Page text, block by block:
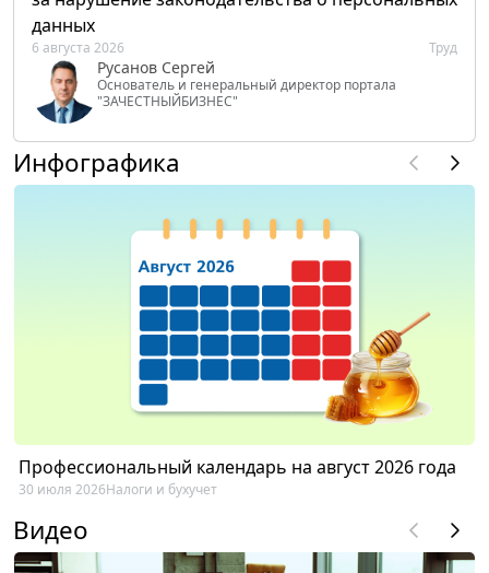
данных
6 августа 2026 Труд
Русанов Сергей
Основатель и генеральный директор портала
"ЗАЧЕСТНЫЙБИЗНЕС"
Инфографика
Профессиональный календарь на август 2026 года
30 июля 2026Налоги и бухучет
Видео